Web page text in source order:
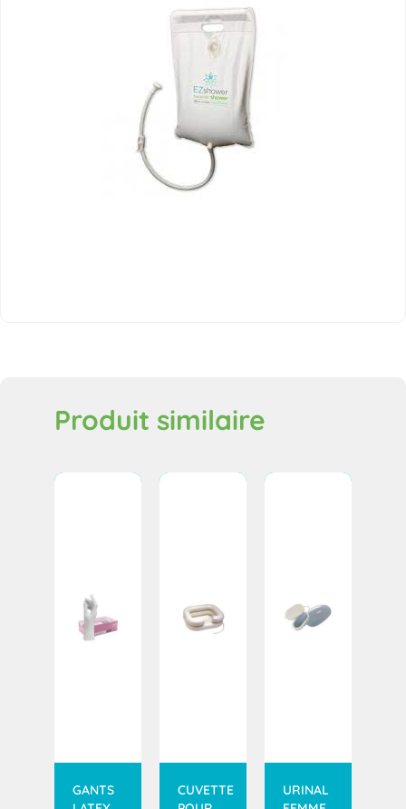
Produit similaire
GANTS
CUVETTE
URINAL